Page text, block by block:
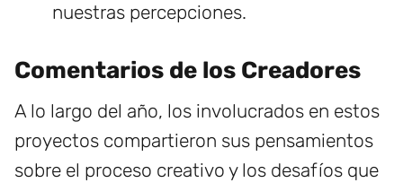
nuestras percepciones.
Comentarios de los Creadores
A lo largo del año, los involucrados en estos
proyectos compartieron sus pensamientos
sobre el proceso creativo y los desafíos que